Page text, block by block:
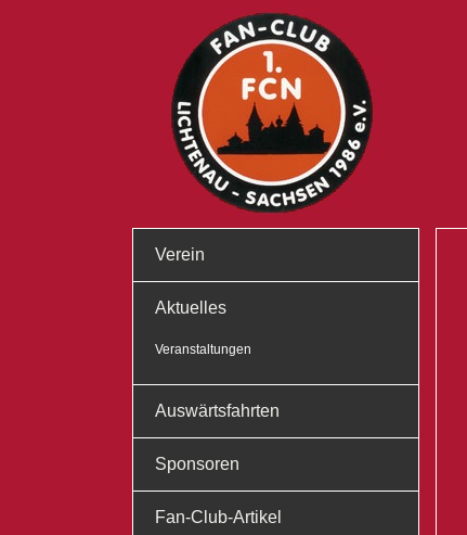
Verein
Aktuelles
Veranstaltungen
Auswärtsfahrten
Sponsoren
Fan-Club-Artikel